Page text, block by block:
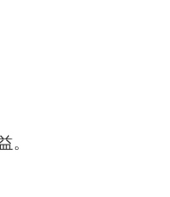
。